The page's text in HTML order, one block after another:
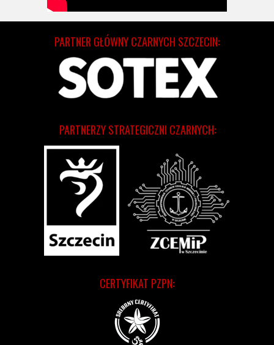
CERTYFIKAT PZPN:
PARTNERZY STRATEGICZNI CZARNYCH:
PARTNER GŁÓWNY CZARNYCH SZCZECIN: